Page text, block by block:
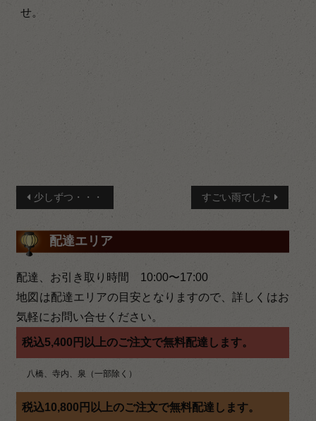
せ。
投
稿
ナ
ビ
ゲ
ー
シ
ョ
ン
少しずつ・・・ すごい雨でした
配達エリア
配達、お引き取り時間 10:00〜17:00
地図は配達エリアの目安となりますので、詳しくはお
気軽にお問い合せください。
税込5,400円以上のご注文で無料配達します。
八橋、寺内、泉（一部除く）
税込10,800円以上のご注文で無料配達します。